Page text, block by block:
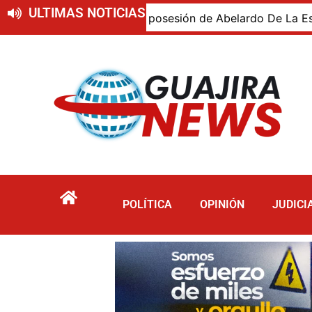
ULTIMAS NOTICIAS
presente en la posesión de Abelardo De La
POLÍTICA OPINIÓN